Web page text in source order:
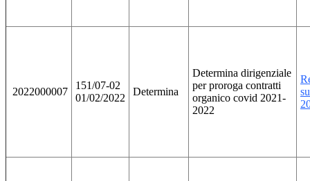
2022000007
151/07-02
01/02/2022
Determina
Determina dirigenziale
per proroga contratti
organico covid 2021-
2022